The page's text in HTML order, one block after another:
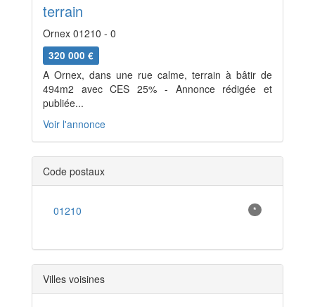
terrain
Ornex 01210 - 0
320 000 €
A Ornex, dans une rue calme, terrain à bâtir de
494m2 avec CES 25% - Annonce rédigée et
publiée...
Voir l'annonce
Code postaux
01210 *
Villes voisines